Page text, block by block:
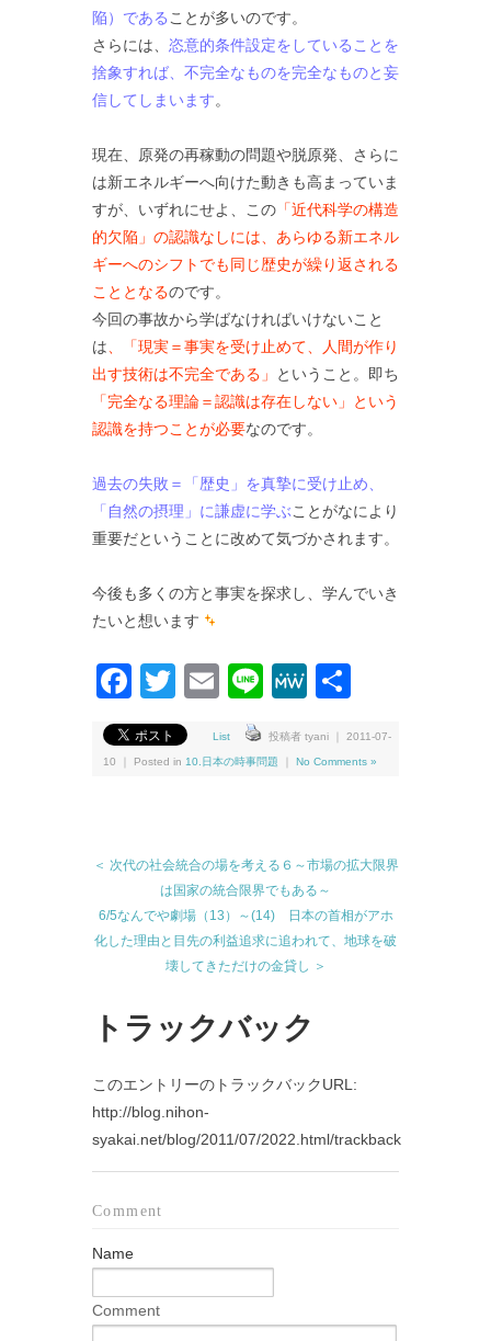
陥）である ことが多いのです。
さらには、 恣意的条件設定をしていることを
捨象すれば、不完全なものを完全なものと妄
信してしまいます。
現在、原発の再稼動の問題や脱原発、さらに
は新エネルギーへ向けた動きも高まっていま
すが、いずれにせよ、この 「近代科学の構造
的欠陥」の認識なしには、あらゆる新エネル
ギーへのシフトでも同じ歴史が繰り返される
こととなるのです。
今回の事故から学ばなければいけないこと
は 、「現実＝事実を受け止めて、人間が作り
出す技術は不完全である」
ということ。即ち
「完全なる理論＝認識は存在しない」という
認識を持つことが必要なのです。
過去の失敗＝「歴史」を真摯に受け止め、
「自然の摂理」に謙虚に学ぶことがなにより
重要だということに改めて気づかされます。
今後も多くの方と事実を探求し、学んでいき
たいと想います
Facebook
Twitter
EmailLineMeWe
List 投稿者 tyani ｜ 2011-07-
10 ｜ Posted in 10.日本の時事問題 No Comments »
＜ 次代の社会統合の場を考える６～市場の拡大限界
は国家の統合限界でもある～
6/5なんでや劇場（13）～(14) 日本の首相がアホ
化した理由と目先の利益追求に追われて、地球を破
壊してきただけの金貸し ＞
トラックバック
このエントリーのトラックバックURL:
http://blog.nihon-
syakai.net/blog/2011/07/2022.html/trackback
Comment
Name
Comment